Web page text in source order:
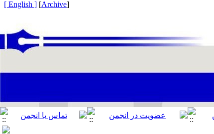
[
Archive
]
[ English ]